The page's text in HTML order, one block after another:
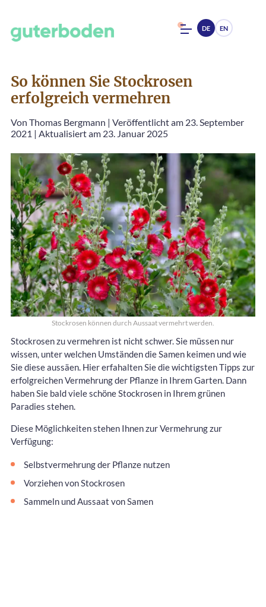
DE EN
So können Sie Stockrosen
erfolgreich vermehren
Von Thomas Bergmann | Veröffentlicht am 23. September
2021 | Aktualisiert am 23. Januar 2025
Stockrosen können durch Aussaat vermehrt werden.
Stockrosen zu vermehren ist nicht schwer. Sie müssen nur
wissen, unter welchen Umständen die Samen keimen und wie
Sie diese aussäen. Hier erfahalten Sie die wichtigsten Tipps zur
erfolgreichen Vermehrung der Pflanze in Ihrem Garten. Dann
haben Sie bald viele schöne Stockrosen in Ihrem grünen
Paradies stehen.
Diese Möglichkeiten stehen Ihnen zur Vermehrung zur
Verfügung:
Selbstvermehrung der Pflanze nutzen
Vorziehen von Stockrosen
Sammeln und Aussaat von Samen